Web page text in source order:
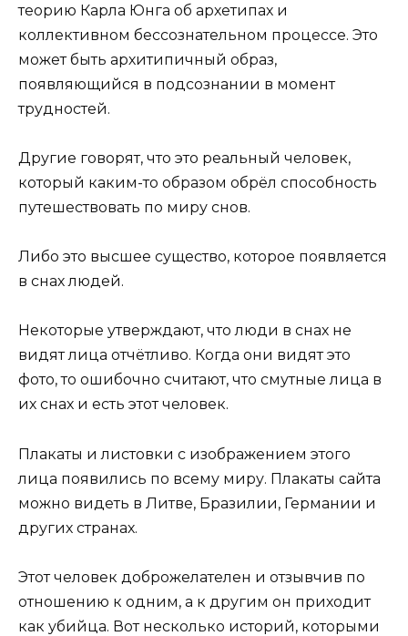
теорию Карла Юнга об архетипах и
коллективном бессознательном процессе. Это
может быть архитипичный образ,
появляющийся в подсознании в момент
трудностей.
Другие говорят, что это реальный человек,
который каким-то образом обрёл способность
путешествовать по миру снов.
Либо это высшее существо, которое появляется
в снах людей.
Некоторые утверждают, что люди в снах не
видят лица отчётливо. Когда они видят это
фото, то ошибочно считают, что смутные лица в
их снах и есть этот человек.
Плакаты и листовки с изображением этого
лица появились по всему миру. Плакаты сайта
можно видеть в Литве, Бразилии, Германии и
других странах.
Этот человек доброжелателен и отзывчив по
отношению к одним, а к другим он приходит
как убийца. Вот несколько историй, которыми